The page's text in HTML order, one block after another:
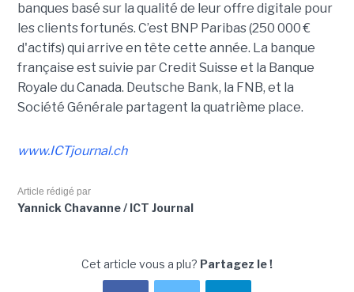
banques basé sur la qualité de leur offre digitale pour
les clients fortunés. C’est BNP Paribas (250 000 €
d'actifs) qui arrive en tête cette année. La banque
française est suivie par Credit Suisse et la Banque
Royale du Canada. Deutsche Bank, la FNB, et la
Société Générale partagent la quatrième place.
www.ICTjournal.ch
Article rédigé par
Yannick Chavanne / ICT Journal
Cet article vous a plu? Partagez le !